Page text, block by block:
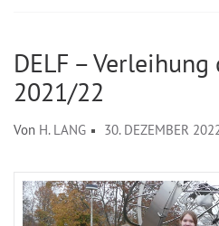
DELF –
2021/22
Von H. LANG 30. DEZEMBER